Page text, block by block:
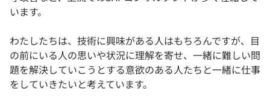
います。
わたしたちは、技術に興味がある人はもちろんですが、目
の前にいる人の思いや状況に理解を寄せ、一緒に難しい問
題を解決していこうとする意欲のある人たちと一緒に仕事
をしていきたいと考えています。